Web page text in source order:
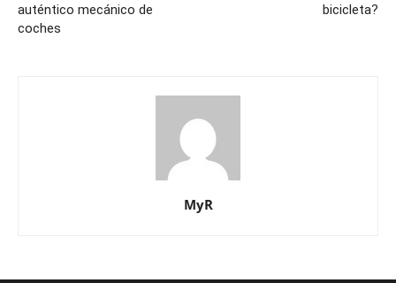
auténtico mecánico de
coches
bicicleta?
MyR